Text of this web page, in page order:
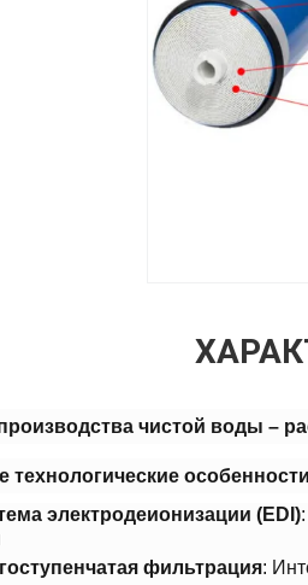
чистой воды –
технологические особенности​
электродеионизации (EDI)​
фильтрация​​: